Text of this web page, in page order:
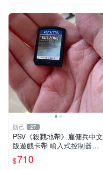
觀己 27
PSV《殺戮地帶》雇傭兵中文
版遊戲卡帶 輸入式控制器相
容 推薦 收藏 射擊遊戲 主機
玩家 必備 6149 擁抱戰場 游
$710